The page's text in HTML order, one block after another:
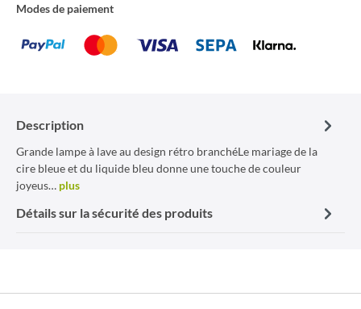
Modes de paiement
Description
Grande lampe à lave au design rétro branchéLe mariage de la
cire bleue et du liquide bleu donne une touche de couleur
joyeus… plus
Détails sur la sécurité des produits